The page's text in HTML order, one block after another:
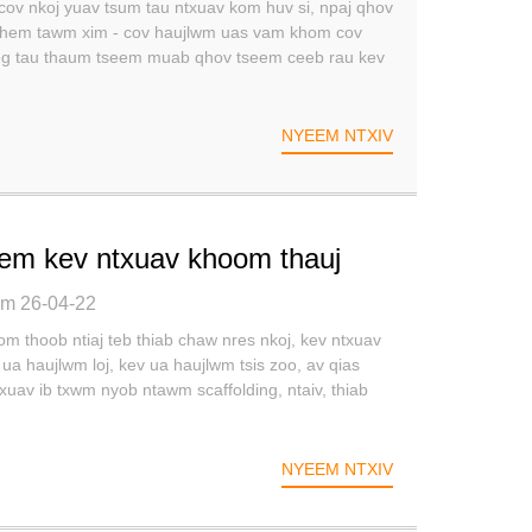
Kom Muaj Kev Nyab Xeeb
nkoj yuav tsum tau ntxuav kom huv si, npaj qhov
tawm xim - cov haujlwm uas vam khom cov
tau thaum tseem muab qhov tseem ceeb rau kev
NYEEM NTXIV
kev ntxuav khoom thauj
lag luam marine thoob ntiaj
26-04-22
thoob ntiaj teb thiab chaw nres nkoj, kev ntxuav
haujlwm loj, kev ua haujlwm tsis zoo, av qias
ib txwm nyob ntawm scaffolding, ntaiv, thiab
NYEEM NTXIV